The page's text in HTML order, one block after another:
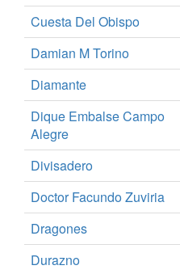
Cuesta Del Obispo
Damian M Torino
Diamante
Dique Embalse Campo
Alegre
Divisadero
Doctor Facundo Zuviria
Dragones
Durazno